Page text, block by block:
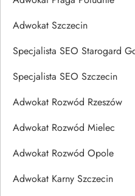
Adwokat Szczecin
Specjalista SEO Starogard
Specjalista SEO Szczecin
Adwokat Rozwód Rzeszów
Adwokat Rozwód Mielec
Adwokat Rozwód Opole
Adwokat Karny Szczecin